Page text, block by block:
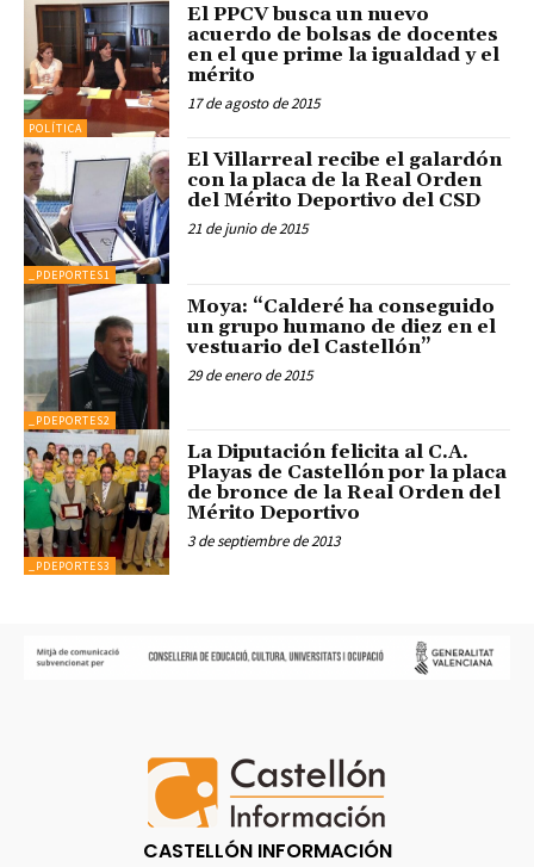
POLÍTICA
El PPCV busca un nuevo
acuerdo de bolsas de docentes
en el que prime la igualdad y el
mérito
17 de agosto de 2015
_PDEPORTES1
El Villarreal recibe el galardón
con la placa de la Real Orden
del Mérito Deportivo del CSD
21 de junio de 2015
_PDEPORTES2
Moya: “Calderé ha conseguido
un grupo humano de diez en el
vestuario del Castellón”
29 de enero de 2015
_PDEPORTES3
La Diputación felicita al C.A.
Playas de Castellón por la placa
de bronce de la Real Orden del
Mérito Deportivo
3 de septiembre de 2013
CASTELLÓN INFORMACIÓN